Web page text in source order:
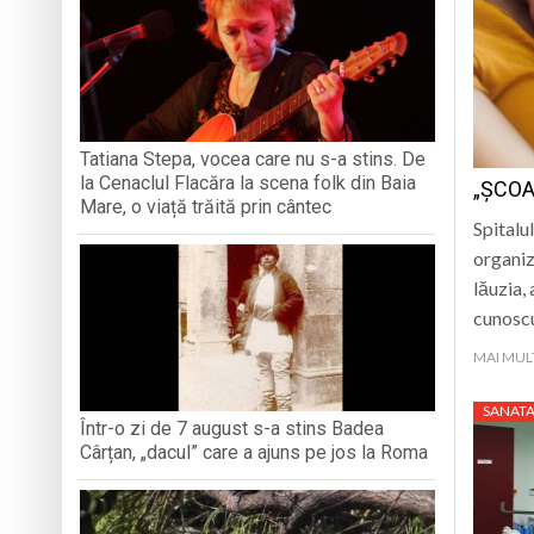
„Iancu de
Muzeul
Psiholog
iar cealaltă merge
Andreea-Mihaela
Atelier de lucru
TRĂITĂ PRIN CÂNTEC
lăuzia,
MAI
Tatiana Stepa, vocea care nu s-a stins. De
la Cenaclul Flacăra la scena folk din Baia
Mare, o viață trăită prin cântec
Într-o zi de 7 august s-a stins Badea
Cârțan, „dacul” care a ajuns pe jos la Roma